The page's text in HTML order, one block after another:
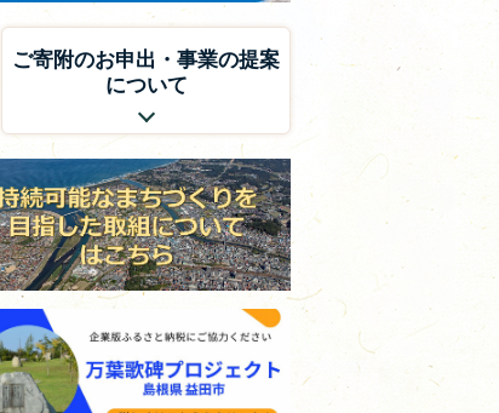
ご寄附のお申出・事業の提案
について